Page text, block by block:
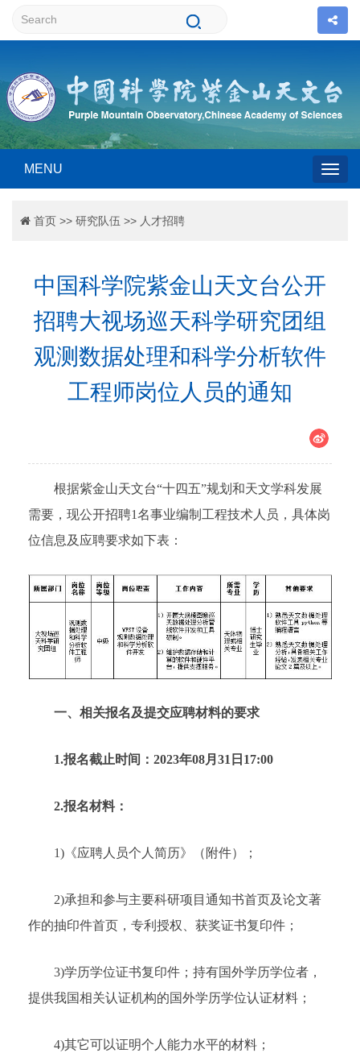
MENU
首页 >> 研究队伍 >> 人才招聘
中国科学院紫金山天文台公开
招聘大视场巡天科学研究团组
观测数据处理和科学分析软件
工程师岗位人员的通知
根据紫金山天文台“十四五”规划和天文学科发展
需要，现公开招聘1名事业编制工程技术人员，具体岗
位信息及应聘要求如下表：
一、相关报名及提交应聘材料的要求
1.报名截止时间：2023年08月31日17:00
2.报名材料：
1)《应聘人员个人简历》（附件）；
2)承担和参与主要科研项目通知书首页及论文著
作的抽印件首页，专利授权、获奖证书复印件；
3)学历学位证书复印件；持有国外学历学位者，
提供我国相关认证机构的国外学历学位认证材料；
4)其它可以证明个人能力水平的材料；